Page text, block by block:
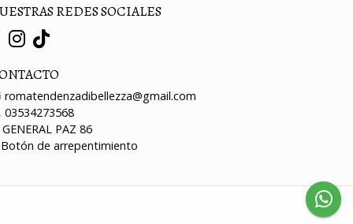
REDES SOCIALES
romatendenzadibellezza@gmail.com
03534273568
GENERAL PAZ 86
de arrepentimiento